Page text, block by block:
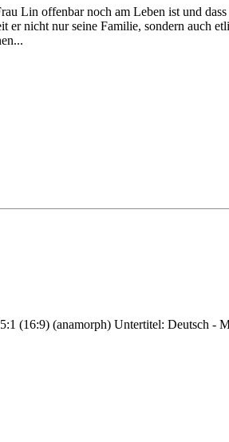
Lin offenbar noch am Leben ist und
nicht nur seine Familie, sondern auch
(16:9) (anamorph) Untertitel: Deutsch